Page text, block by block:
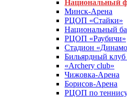
Национальный
Минск-Арена
РЦОП «Стайки»
Национальный
РЦОП «Раубичи»
Стадион
Бильярдный клуб
«Archery club»
Чижовка-Арена
Борисов-Арена
РЦОП по